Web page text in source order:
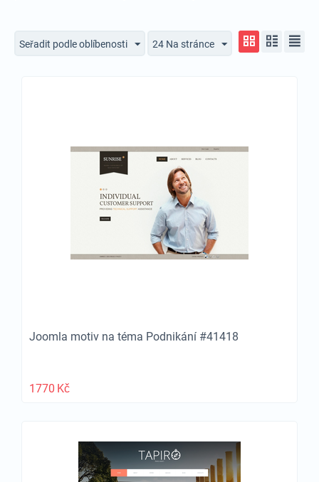
Seřadit podle oblíbenosti 24 Na stránce
Joomla motiv na téma Podnikání #41418
1770 Kč